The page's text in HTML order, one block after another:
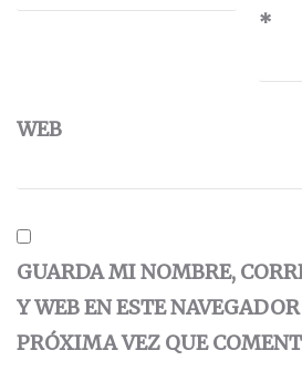
*
WEB
GUARDA MI NOMBRE,
Y WEB EN ESTE
PRÓXIMA VEZ QUE